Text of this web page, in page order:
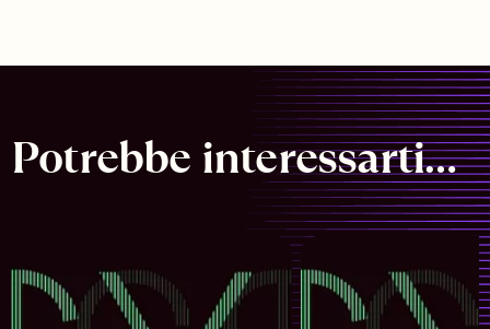
Potrebbe interessarti…